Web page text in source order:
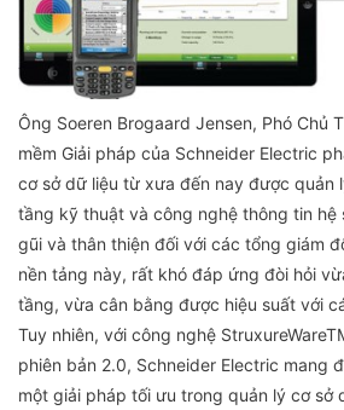
Ông Soeren Brogaard Jensen, Phó Chủ
mềm Giải pháp của Schneider Electric
cơ sở dữ liệu từ xưa đến nay được quản
tầng kỹ thuật và công nghệ thông tin hệ
gũi và thân thiện đối với các tổng giám
nền tảng này, rất khó đáp ứng đòi hỏi
tầng, vừa cân bằng được hiệu suất với
Tuy nhiên, với công nghệ
phiên bản 2.0, Schneider Electric mang
một giải pháp tối ưu trong quản lý cơ sở